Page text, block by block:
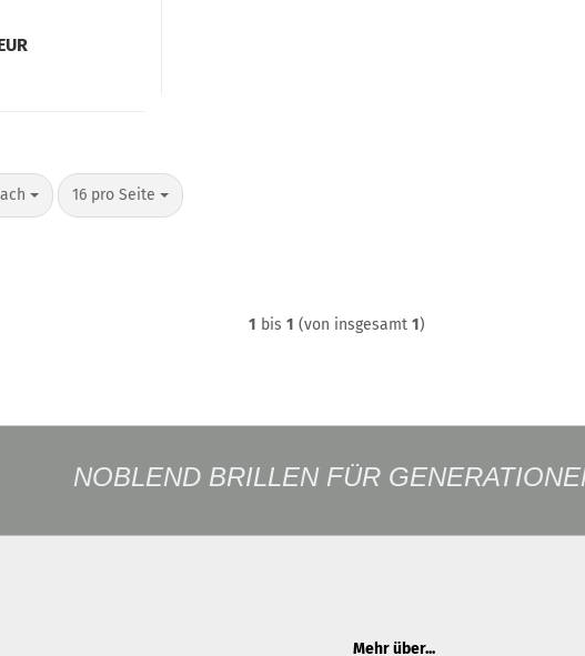
16 pro Seite
pro Seite
1 bis 1 (von insgesamt 1)
NOBLEND BRILLEN FÜR
Mehr über...